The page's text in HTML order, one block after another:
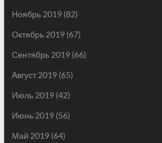
Ноябрь 2019(82)
Октябрь 2019(67)
Сентябрь 2019(66)
Август 2019(65)
Июль 2019(42)
Июнь 2019(56)
Май 2019(64)